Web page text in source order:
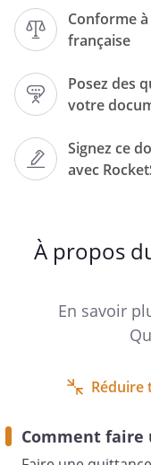
Conforme
française
Posez des
votre
Signez ce
avec
Ci-après "le
Ci-après "le
Le bailleur
du bien
indiquée, la
À propos
En savoir
Réduire
Comment faire